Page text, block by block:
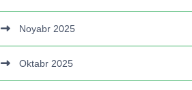
Noyabr 2025
Oktabr 2025